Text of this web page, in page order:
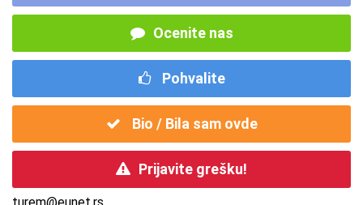
Ocenite nas
Pohvalite
Bio / Bila sam ovde
Prijavite grešku!
turem@eunet.rs